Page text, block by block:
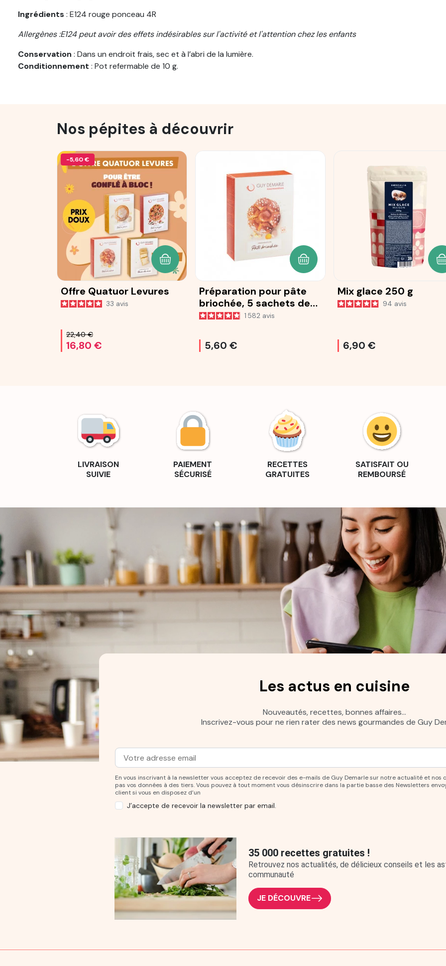
Ingrédients : E124 rouge ponceau 4R
Allergènes :E124 peut avoir des effets indésirables sur l'activité et l'attention chez les enfants
Conservation : Dans un endroit frais, sec et à l’abri de la lumière.
Conditionnement : Pot refermable de 10 g.
Nos pépites à découvrir
-5,60 €
Offre Quatuor Levures
33 avis
22,40 €
16,80 €
AJOUTER AU PANIER
Préparation pour pâte
briochée, 5 sachets de
25 g
1 582 avis
5,60 €
AJOUTER AU PANIER
Mix glace 250 g
94 avis
6,90 €
LIVRAISON
SUIVIE
PAIEMENT
SÉCURISÉ
RECETTES
GRATUITES
SATISFAIT OU
REMBOURSÉ
Les actus en cuisine
Nouveautés, recettes, bonnes affaires…
Inscrivez-vous pour ne rien rater des news gourmandes de Guy
Adresse mail
Entrez votre adresse mail pour vous abonner à notre newsletter.
En vous inscrivant à la newsletter vous acceptez de recevoir des e-mails de Guy Demarle sur notre actualité et nos
pas vos données à des tiers. Vous pouvez à tout moment vous désinscrire dans la partie basse des Newsletters
client si vous en disposez d’un
J’accepte de recevoir la newsletter par email.
35 000 recettes gratuites !
Retrouvez nos actualités, de délicieux conseils et les
communauté
JE DÉCOUVRE